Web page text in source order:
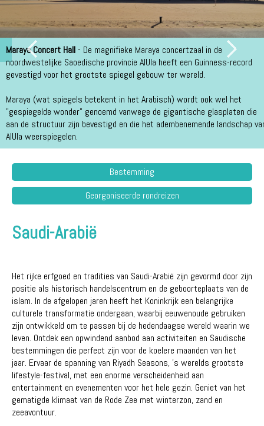
Maraya Concert Hall- De magnifieke Maraya concertzaal in de
noordwestelijke Saoedische provincie AlUla heeft een Guinness-record
gevestigd voor het grootste spiegel gebouw ter wereld.
Maraya (wat spiegels betekent in het Arabisch) wordt ook wel het
"gespiegelde wonder" genoemd vanwege de gigantische glasplaten die
aan de structuur zijn bevestigd en die het adembenemende landschap
AlUla weerspiegelen.
Bestemming
Georganiseerde rondreizen
Saudi-Arabië
Het rijke erfgoed en tradities van Saudi-Arabië zijn gevormd door zijn
positie als historisch handelscentrum en de geboorteplaats van de
islam. In de afgelopen jaren heeft het Koninkrijk een belangrijke
culturele transformatie ondergaan, waarbij eeuwenoude gebruiken
zijn ontwikkeld om te passen bij de hedendaagse wereld waarin we
leven. Ontdek een opwindend aanbod aan activiteiten en Saudische
bestemmingen die perfect zijn voor de koelere maanden van het
jaar. Ervaar de spanning van Riyadh Seasons, 's werelds grootste
lifestyle-festival, met een enorme verscheidenheid aan
entertainment en evenementen voor het hele gezin. Geniet van het
gematigde klimaat van de Rode Zee met winterzon, zand en
zeeavontuur.